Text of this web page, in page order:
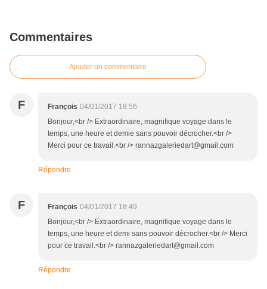
Commentaires
Ajouter un commentaire
F François 04/01/2017 18:56
Bonjour,<br /> Extraordinaire, magnifique voyage dans le
temps, une heure et demie sans pouvoir décrocher.<br />
Merci pour ce travail.<br /> rannazgaleriedart@gmail.com
Répondre
F François 04/01/2017 18:49
Bonjour,<br /> Extraordinaire, magnifique voyage dans le
temps, une heure et demi sans pouvoir décrocher.<br /> Merci
pour ce travail.<br /> rannazgaleriedart@gmail.com
Répondre